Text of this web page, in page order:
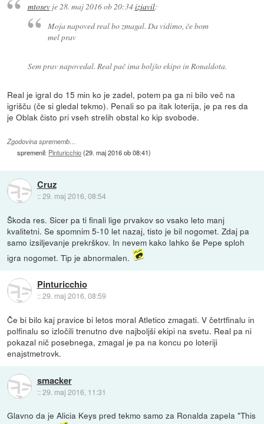
mtosevje28. maj 2016 ob 20:34izjavil:
Moja napoved real bo zmagal. Da vidimo, če bom
mel prav
Sem prav napovedal. Real pač ima boljšo ekipo in Ronaldota.
Real je igral do 15 min ko je zadel, potem pa ga ni bilo več na
igrišču (če si gledal tekmo). Penali so pa itak loterija, je pa res da
je Oblak čisto pri vseh strelih obstal ko kip svobode.
Zgodovina sprememb…
spremenil: Pinturicchio(29. maj 2016 ob 08:41)
Cruz
::29. maj 2016, 08:54
Škoda res. Sicer pa ti finali lige prvakov so vsako leto manj
kvalitetni. Se spomnim 5-10 let nazaj, tisto je bil nogomet. Zdaj pa
samo izsiljevanje prekrškov. In nevem kako lahko še Pepe sploh
igra nogomet. Tip je abnormalen.
Pinturicchio
::29. maj 2016, 08:59
Če bi bilo kaj pravice bi letos moral Atletico zmagati. V četrtfinalu in
polfinalu so izločili trenutno dve najboljši ekipi na svetu. Real pa ni
pokazal nič posebnega, zmagal je pa na koncu po loteriji
enajstmetrovk.
smacker
::29. maj 2016, 11:31
Glavno da je Alicia Keys pred tekmo samo za Ronalda zapela "This